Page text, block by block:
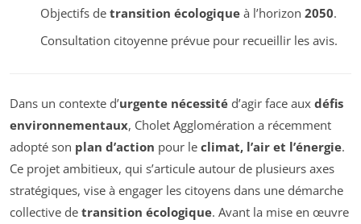
Objectifs de transition écologiqueà l’horizon 2050.
Consultation citoyenne prévue pour recueillir les avis.
Dans un contexte d’urgente nécessité d’agir face aux défis
environnementaux, Cholet Agglomération a récemment
adopté son plan d’action pour le climat, l’air et l’énergie.
Ce projet ambitieux, qui s’articule autour de plusieurs axes
stratégiques, vise à engager les citoyens dans une démarche
collective de transition écologique. Avant la mise en œuvre